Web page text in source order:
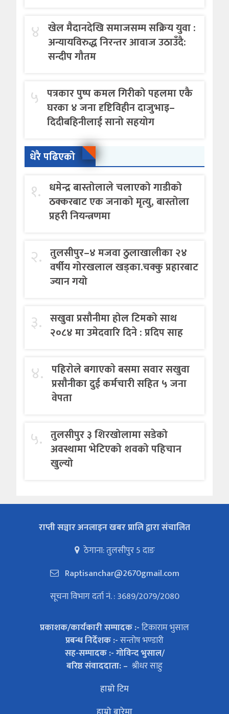
४ खेल मैदानदेखि समाजसम्म सक्रिय युवा :
अन्यायविरुद्ध निरन्तर आवाज उठाउँदै:
सन्दीप गौतम
५ पत्रकार पुष्प कमल गिरीको पहलमा एकै
घरका ४ जना दृष्टिविहीन दाजुभाइ–
दिदीबहिनीलाई सानो सहयोग
धेरै पढिएको
१. धमेन्द्र बास्तोलाले चलाएको गाडीको
ठक्करबाट एक जनाको मृत्यु, बास्तोला
प्रहरी नियन्त्रणमा
२. तुलसीपुर–४ मजवा ठुलाखालीका २४
वर्षीय गोरखलाल खड्का.चक्कु प्रहारबाट
ज्यान गयो
३. सखुवा प्रसौनीमा होल टिमको साथ
२०८४ मा उमेदवारि दिने : प्रदिप साह
४. पहिराेले बगाएकाे बसमा सवार सखुवा
प्रसाैनीका दुई कर्मचारी सहित ५ जना
वेपता
५. तुलसीपुर ३ शिरखोलामा सडेको
अवस्थामा भेटिएको शवको पहिचान
खुल्यो
राप्ती सञ्चार अनलाइन खबर प्रालि द्वारा संचालित
ठेगाना: तुलसीपुर 5 दाङ
Raptisanchar@2670gmail.com
सूचना विभाग दर्ता नं. : 3689/2079/2080
प्रकाशक/कार्यकारी सम्पादक :-टिकाराम भुसाल
प्रबन्ध निर्देशक :-सन्तोष भण्डारी
सह-सम्पादक :- गोविन्द भुसाल/
बरिष्ठ संवाददाता: – श्रीधर साहु
हाम्रो टिम